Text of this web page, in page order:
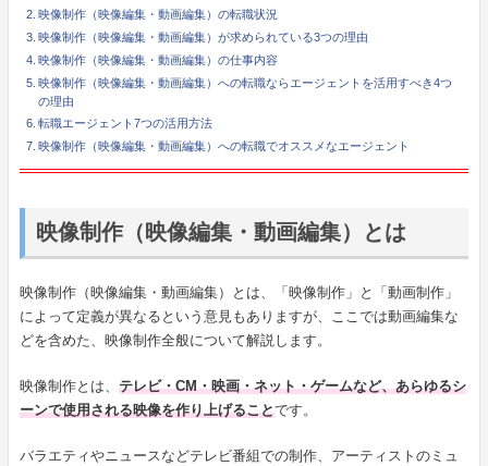
映像制作（映像編集・動画編集）の転職状況
映像制作（映像編集・動画編集）が求められている3つの理由
映像制作（映像編集・動画編集）の仕事内容
映像制作（映像編集・動画編集）への転職ならエージェントを活用すべき4つ
の理由
転職エージェント7つの活用方法
映像制作（映像編集・動画編集）への転職でオススメなエージェント
映像制作（映像編集・動画編集）とは
映像制作（映像編集・動画編集）とは、「映像制作」と「動画制作」
によって定義が異なるという意見もありますが、ここでは動画編集な
どを含めた、映像制作全般について解説します。
映像制作とは、 テレビ・CM・映画・ネット・ゲームなど、あらゆるシ
ーンで使用される映像を作り上げることです。
バラエティやニュースなどテレビ番組での制作、アーティストのミュ